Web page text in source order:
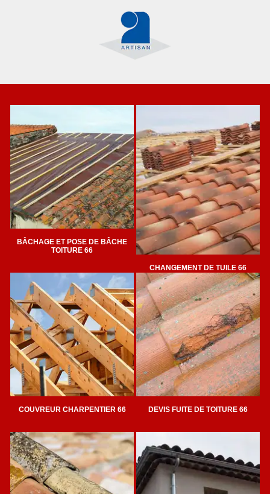
BÂCHAGE ET POSE DE BÂCHE
TOITURE 66
CHANGEMENT DE TUILE 66
COUVREUR CHARPENTIER 66 DEVIS FUITE DE TOITURE 66